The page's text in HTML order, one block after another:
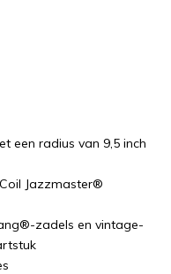
een radius van 9,5 inch
Jazzmaster®
zadels en vintage-